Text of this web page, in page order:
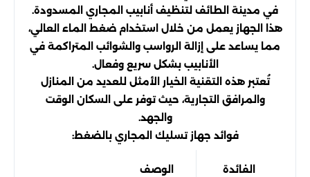
في مدينة الطائف لتنظيف أنابيب المجاري المسدودة.
هذا الجهاز يعمل من خلال استخدام ضغط الماء العالي،
مما يساعد على إزالة الرواسب والشوائب المتراكمة في
الأنابيب بشكل سريع وفعال.
تُعتبر هذه التقنية الخيار الأمثل للعديد من المنازل
والمرافق التجارية، حيث توفر على السكان الوقت
والجهد.
فوائد جهاز تسليك المجاري بالضغط:
الفائدة الوصف